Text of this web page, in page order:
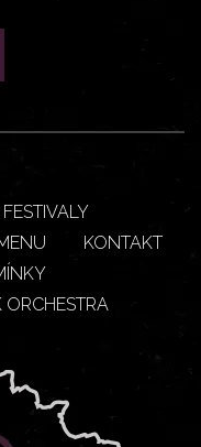
FESTIVALY
KONTAKT